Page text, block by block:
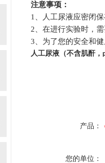
注意事项：
1
、人工尿液应密闭
2 、在进行实验时，
3 、为了您的安全和
人工尿液（不含肌酐，
产品：
您的单位：